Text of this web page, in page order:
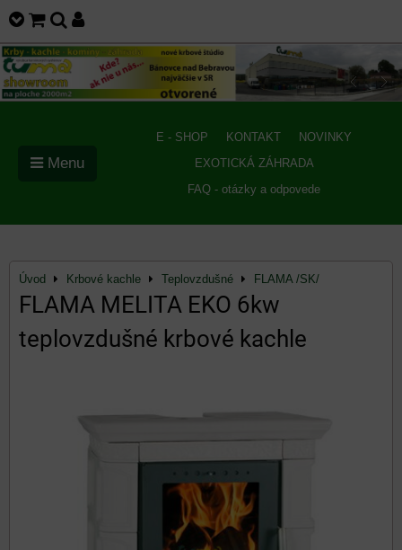
E - SHOP KONTAKT
NOVINKY
EXOTICKÁ ZÁHRADA
FAQ - otázky a odpovede
Menu
Úvod Krbové kachle Teplovzdušné FLAMA /SK/
FLAMA MELITA EKO 6kw
teplovzdušné krbové kachle